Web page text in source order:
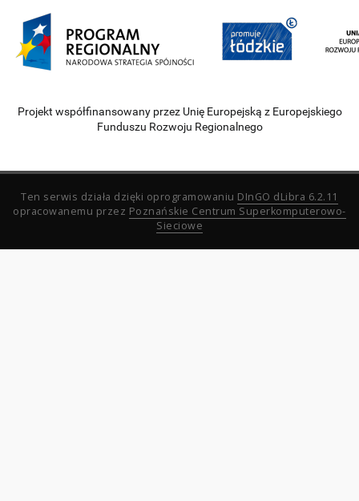
Projekt współfinansowany przez Unię Europejską z Europejskiego
Funduszu Rozwoju Regionalnego
Ten serwis działa dzięki oprogramowaniu DInGO dLibra 6.2.11
opracowanemu przez Poznańskie Centrum Superkomputerowo-
Sieciowe